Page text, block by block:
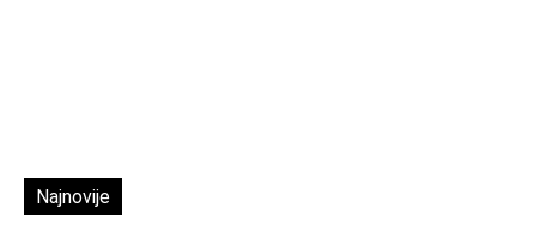
Najnovije